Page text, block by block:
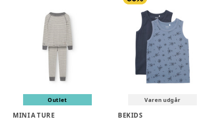
Outlet
MINI A TURE
Varen udgår
BEKIDS